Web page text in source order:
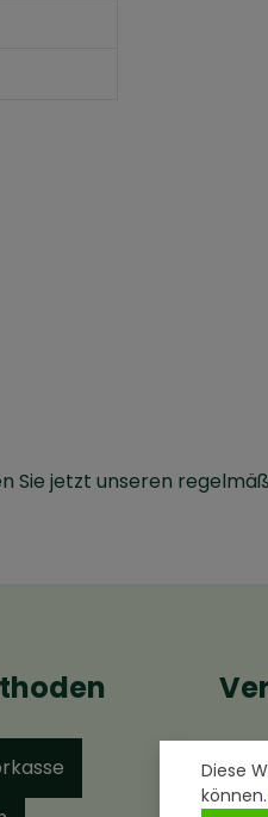
Sie jetzt unseren
Diese
können.